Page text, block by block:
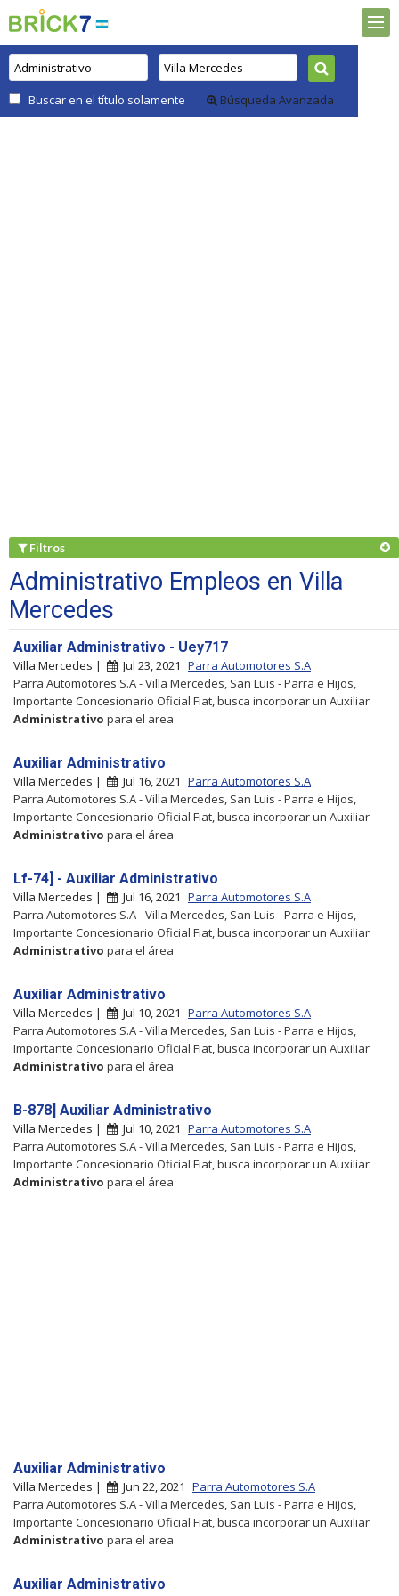
Buscar en el título solamente Búsqueda Avanzada
Filtros
Administrativo Empleos en Villa
Mercedes
Auxiliar Administrativo - Uey717
Villa Mercedes | Jul 23, 2021 Parra Automotores S.A
Parra Automotores S.A - Villa Mercedes, San Luis - Parra e Hijos,
Importante Concesionario Oficial Fiat, busca incorporar un Auxiliar
Administrativo para el area
Auxiliar Administrativo
Villa Mercedes | Jul 16, 2021 Parra Automotores S.A
Parra Automotores S.A - Villa Mercedes, San Luis - Parra e Hijos,
Importante Concesionario Oficial Fiat, busca incorporar un Auxiliar
Administrativo para el área
Lf-74] - Auxiliar Administrativo
Villa Mercedes | Jul 16, 2021 Parra Automotores S.A
Parra Automotores S.A - Villa Mercedes, San Luis - Parra e Hijos,
Importante Concesionario Oficial Fiat, busca incorporar un Auxiliar
Administrativo para el área
Auxiliar Administrativo
Villa Mercedes | Jul 10, 2021 Parra Automotores S.A
Parra Automotores S.A - Villa Mercedes, San Luis - Parra e Hijos,
Importante Concesionario Oficial Fiat, busca incorporar un Auxiliar
Administrativo para el área
B-878] Auxiliar Administrativo
Villa Mercedes | Jul 10, 2021 Parra Automotores S.A
Parra Automotores S.A - Villa Mercedes, San Luis - Parra e Hijos,
Importante Concesionario Oficial Fiat, busca incorporar un Auxiliar
Administrativo para el área
Auxiliar Administrativo
Villa Mercedes | Jun 22, 2021 Parra Automotores S.A
Parra Automotores S.A - Villa Mercedes, San Luis - Parra e Hijos,
Importante Concesionario Oficial Fiat, busca incorporar un Auxiliar
Administrativo para el area
Auxiliar Administrativo